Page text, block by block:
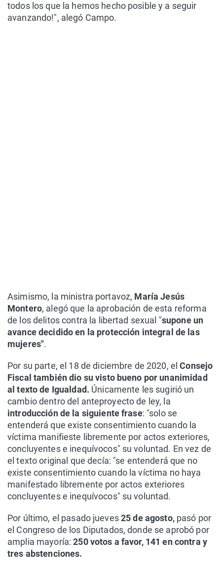
todos los que la hemos hecho posible y a seguir
avanzando!", alegó Campo.
Asimismo, la ministra portavoz, María Jesús
Montero, alegó que la aprobación de esta reforma
de los delitos contra la libertad sexual "supone un
avance decidido en la protección integral de las
mujeres".
Por su parte, el 18 de diciembre de 2020, elConsejo
Fiscal también dio su visto bueno por unanimidad
al texto de Igualdad. Únicamente les sugirió un
cambio dentro del anteproyecto de ley, la
introducción de la siguiente frase: "solo se
entenderá que existe consentimiento cuando la
víctima manifieste libremente por actos exteriores,
concluyentes e inequívocos" su voluntad. En vez de
el texto original que decía: "se entenderá que no
existe consentimiento cuando la víctima no haya
manifestado libremente por actos exteriores
concluyentes e inequívocos" su voluntad.
Por último, el pasado jueves25 de agosto,pasó por
el Congreso de los Diputados, donde se aprobó por
amplia mayoría:250 votos a favor, 141 en contra y
tres abstenciones.